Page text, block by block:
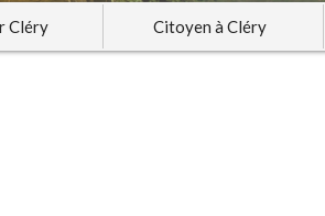
Cléry Citoyen à Cléry